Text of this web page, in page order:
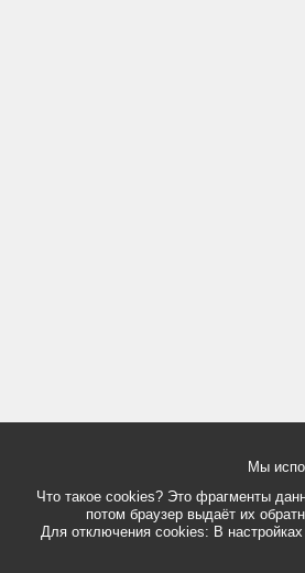
Мы
Что такое cookies? Это фрагменты
потом браузер выдаёт их
Для отключения cookies: В